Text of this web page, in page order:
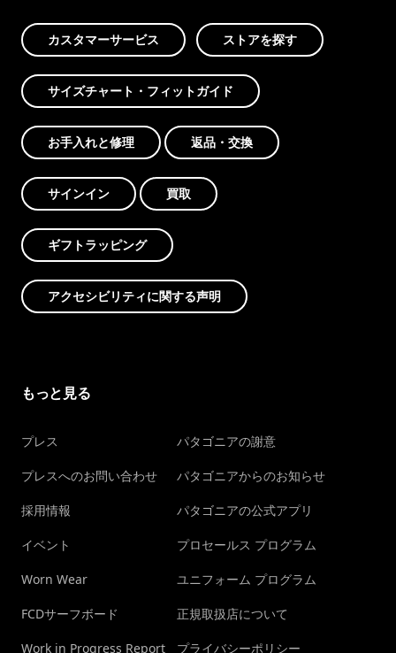
カスタマーサービス ストアを探す
サイズチャート・フィットガイド
お手入れと修理 返品・交換
サインイン 買取
ギフトラッピング
アクセシビリティに関する声明
もっと見る
プレス
プレスへのお問い合わせ
採用情報
イベント
Worn Wear
FCDサーフボード
Work in Progress Report
パタゴニアの謝意
パタゴニアからのお知らせ
パタゴニアの公式アプリ
プロセールス プログラム
ユニフォーム プログラム
正規取扱店について
プライバシーポリシー